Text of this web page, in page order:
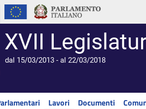
XVII
dal 15/03/2013 - al 22/03/2018
Lavori Documenti